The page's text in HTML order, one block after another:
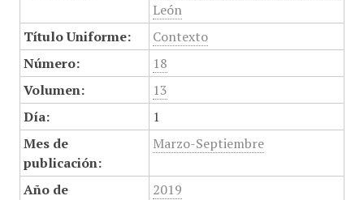
León
Título Uniforme:
Contexto
Número:
18
Volumen:
13
Día:
1
Mes de
publicación:
Marzo-Septiembre
Año de
2019